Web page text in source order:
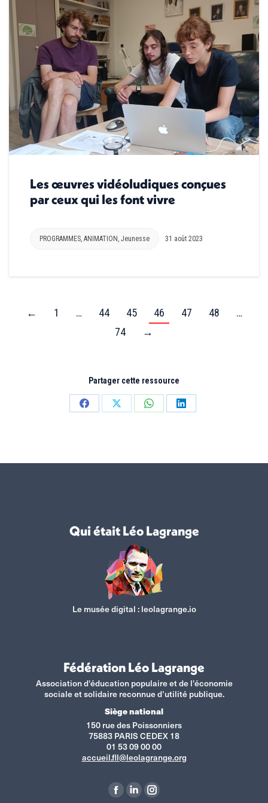
Les œuvres vidéoludiques conçues
par ceux qui les font vivre
PROGRAMMES, ANIMATION , Jeunesse 31 août 2023
← 1 … 44 45 46 47 48
…
74
→
Partager cette ressource
PartagerPartagerPartagerPartager
Qui était Léo Lagrange
Le musée digital : leolagrange.io
Fédération Léo Lagrange
Association d'éducation populaire et de l'économie
sociale et solidaire reconnue d’utilité publique.
Siège national
150 rue des Poissonniers
75883 PARIS CEDEX 18
01 53 09 00 00
accueil.fll@leolagrange.org
La
La
La